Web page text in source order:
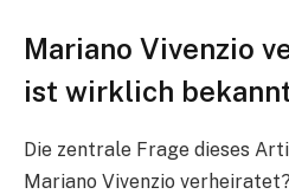
Mariano Vivenzio
ist wirklich
Die zentrale Frage dieses
Mariano Vivenzio verheiratet?